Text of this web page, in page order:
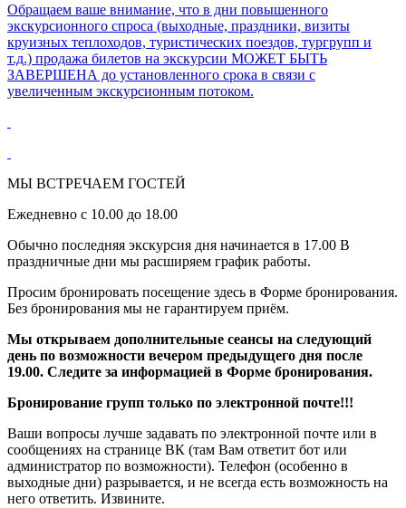
Обращаем ваше внимание, что в дни повышенного
экскурсионного спроса (выходные, праздники, визиты
круизных теплоходов, туристических поездов, тургрупп и
т.д.) продажа билетов на экскурсии МОЖЕТ БЫТЬ
ЗАВЕРШЕНА до установленного срока в связи с
увеличенным экскурсионным потоком.
МЫ ВСТРЕЧАЕМ ГОСТЕЙ
Ежедневно с 10.00 до 18.00
Обычно последняя экскурсия дня начинается в 17.00 В
праздничные дни мы расширяем график работы.
Просим бронировать посещение здесь в Форме бронирования.
Без бронирования мы не гарантируем приём.
Мы открываем дополнительные сеансы на следующий
день по возможности вечером предыдущего дня после
19.00. Следите за информацией в Форме бронирования.
Бронирование групп только по электронной почте!!!
Ваши вопросы лучше задавать по электронной почте или в
сообщениях на странице ВК (там Вам ответит бот или
администратор по возможности). Телефон (особенно в
выходные дни) разрывается, и не всегда есть возможность на
него ответить. Извините.